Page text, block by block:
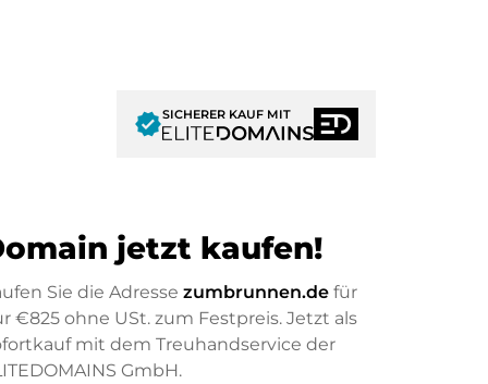
verifiedSICHERER KAUF MIT
jetzt kaufen!
Sie die Adressezumbrunnen.de für
€825ohne USt. zum Festpreis. Jetzt als
mit dem Treuhandservice der
GmbH.